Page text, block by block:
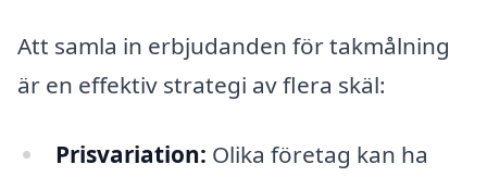
Att samla in erbjudanden för takmålning
är en effektiv strategi av flera skäl:
Prisvariation: Olika företag kan ha